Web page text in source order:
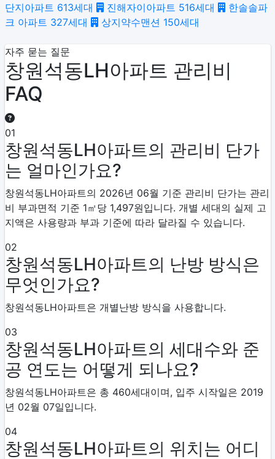
단지아파트 613세대 진해자이아파트 516세대
한솔솔파
크 아파트 327세대 상지약수맨션 150세대
자주 묻는 질문
창원석동LH아파트 관리비
FAQ
01
창원석동LH아파트의 관리비 단가
는 얼마인가요?
창원석동LH아파트의 2026년 06월 기준 관리비 단가는 관리
비 부과면적 기준 1㎡당 1,497원입니다. 개별 세대의 실제 고
지액은 사용량과 부과 기준에 따라 달라질 수 있습니다.
02
창원석동LH아파트의 난방 방식은
무엇인가요?
창원석동LH아파트은 개별난방 방식을 사용합니다.
03
창원석동LH아파트의 세대수와 준
공 연도는 어떻게 되나요?
창원석동LH아파트은 총 460세대이며, 입주 시작일은 2019
년 02월 07일입니다.
04
창원석동LH아파트의 위치는 어디